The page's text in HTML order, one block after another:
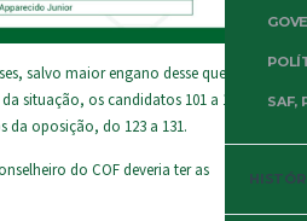
SAF,
salvo maior engano desse que
situação, os candidatos 101 a 122,
da oposição, do 123 a 131.
do COF deveria ter as